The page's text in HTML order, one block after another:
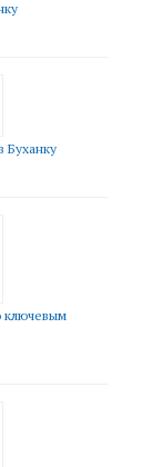
Буханку
ключевым